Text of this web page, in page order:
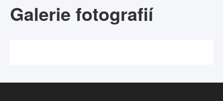
Galerie fotografií